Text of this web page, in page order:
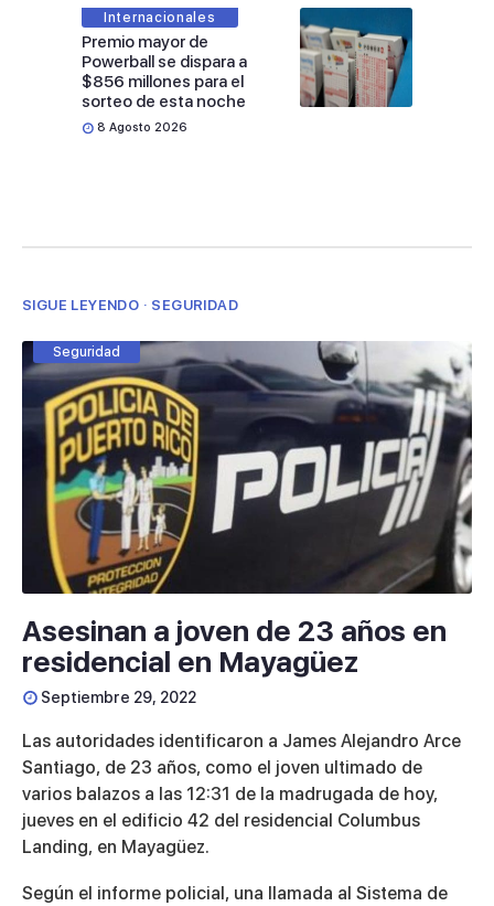
Internacionales
Premio mayor de
Powerball se dispara a
$856 millones para el
sorteo de esta noche
8 Agosto 2026
SIGUE LEYENDO · SEGURIDAD
Seguridad
Asesinan a joven de 23 años en
residencial en Mayagüez
Septiembre 29, 2022
Las autoridades identificaron a James Alejandro Arce
Santiago, de 23 años, como el joven ultimado de
varios balazos a las 12:31 de la madrugada de hoy,
jueves en el edificio 42 del residencial Columbus
Landing, en Mayagüez.
Según el informe policial, una llamada al Sistema de